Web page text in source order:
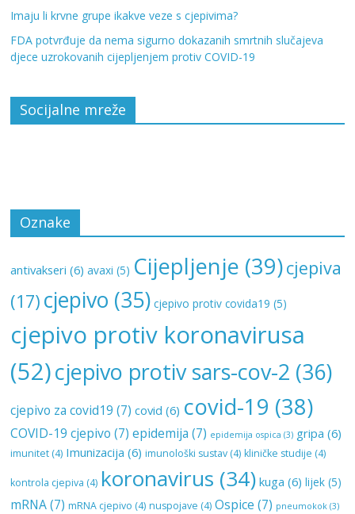
Imaju li krvne grupe ikakve veze s cjepivima?
FDA potvrđuje da nema sigurno dokazanih smrtnih slučajeva
djece uzrokovanih cijepljenjem protiv COVID-19
Socijalne mreže
Oznake
antivakseri (6) avaxi (5) Cijepljenje (39)cjepiva
(17) cjepivo (35) cjepivo protiv covida19 (5)
cjepivo protiv koronavirusa
(52)cjepivo protiv sars-cov-2 (36)
cjepivo za covid19 (7) covid (6) covid-19 (38)
COVID-19 cjepivo (7) epidemija (7) epidemija ospica (3) gripa (6)
imunitet (4) Imunizacija (6) imunološki sustav (4) kliničke studije (4)
kontrola cjepiva (4) koronavirus (34) kuga (6) lijek (5)
mRNA(7) mRNA cjepivo (4) nuspojave (4) Ospice (7) pneumokok (3)